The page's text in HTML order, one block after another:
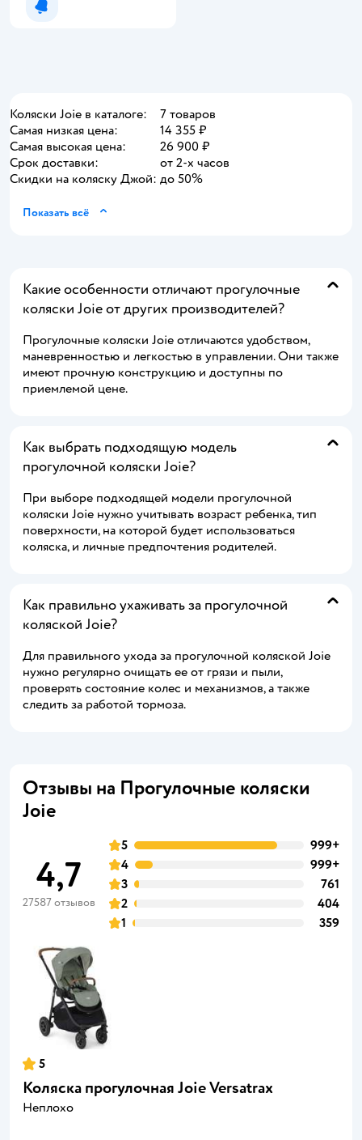
Уведомить о появлении
Коляски Joie в каталоге:
7 товаров
Самая низкая цена:
14 355 ₽
Самая высокая цена:
26 900 ₽
Срок доставки:
от 2-х часов
Скидки на коляску Джой: до 50%
Показать всё
Какие особенности отличают прогулочные
коляски Joie от других производителей?
Прогулочные коляски Joie отличаются удобством,
маневренностью и легкостью в управлении. Они также
имеют прочную конструкцию и доступны по
приемлемой цене.
Как выбрать подходящую модель
прогулочной коляски Joie?
При выборе подходящей модели прогулочной
коляски Joie нужно учитывать возраст ребенка, тип
поверхности, на которой будет использоваться
коляска, и личные предпочтения родителей.
Как правильно ухаживать за прогулочной
коляской Joie?
Для правильного ухода за прогулочной коляской Joie
нужно регулярно очищать ее от грязи и пыли,
проверять состояние колес и механизмов, а также
следить за работой тормоза.
Отзывы на Прогулочные коляски
Joie
4,7
27587 отзывов
5
999+
4
999+
3
761
2
404
1
359
5
Коляска прогулочная Joie Versatrax
Неплохо